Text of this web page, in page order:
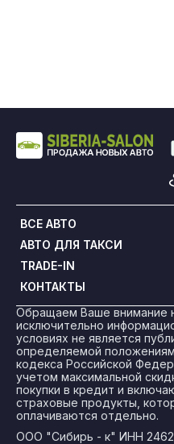
ВСЕ АВТО
АВТО ДЛЯ ТАКСИ
TRADE-IN
КОНТАКТЫ
Обращаем Ваше внимание
исключительно
условиях не является
определяемой
кодекса Российской
учетом максимальной
покупки в кредит и
страховые продукты,
оплачиваются отдельно.
ООО "Сибирь - к" ИНН